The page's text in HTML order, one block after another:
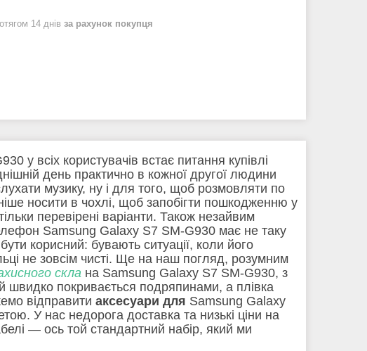
14 днів за рахунок покупця
у всіх користувачів встає питання купівлі
день практично в кожної другої людини
музику, ну і для того, щоб розмовляти по
носити в чохлі, щоб запобігти пошкодженню у
перевірені варіанти. Також незайвим
Samsung Galaxy S7 SM-G930 має не таку
корисний: бувають ситуації, коли його
не зовсім чисті. Ще на наш погляд, розумним
скла на Samsung Galaxy S7 SM-G930, з
швидко покривається подряпинами, а плівка
відправити аксесуари для Samsung Galaxy
У нас недорога доставка та низькі ціни на
— ось той стандартний набір, який ми